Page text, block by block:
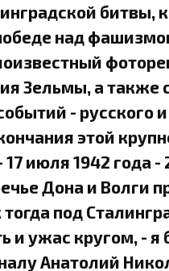
битвы,
над
Зельмы, а также
-
этой
июля 1942 года
Дона и Волги
тогда под
и ужас кругом, -
Анатолий